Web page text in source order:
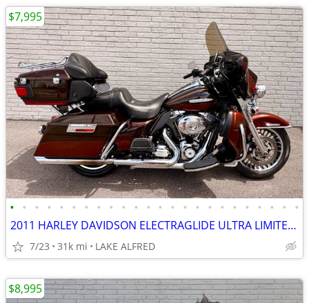
• • • • • • • • • • • • • • • • • • • • • • • •
2011 HARLEY DAVIDSON ELECTRAGLIDE ULTRA LIMITED FLHTK
7/23 31k mi LAKE ALFRED
$7,995
$8,995